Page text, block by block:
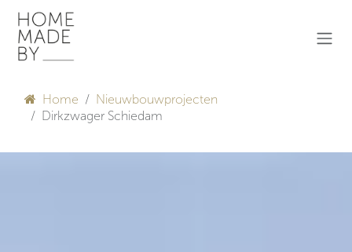
Overslaan naar inhoud
Home
Nieuwbouwprojecten
Dirkzwager Schiedam